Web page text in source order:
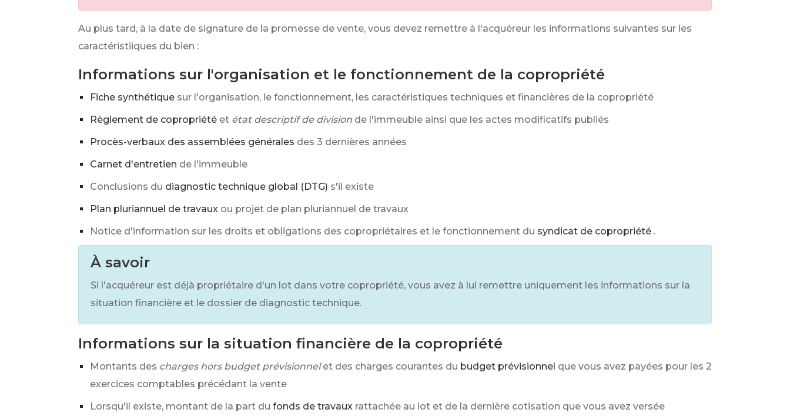
Au plus tard, à la date de signature de la promesse de vente, vous devez remettre à l'acquéreur les informations suivantes sur les
caractéristiiques du bien :
Informations sur l'organisation et le fonctionnement de la copropriété
Fiche synthétique sur l'organisation, le fonctionnement, les caractéristiques techniques et financières de la copropriété
Règlement de copropriété et état descriptif de division de l'immeuble ainsi que les actes modificatifs publiés
Procès-verbaux des assemblées générales des 3 dernières années
Carnet d'entretien de l'immeuble
Conclusions du diagnostic technique global (DTG) s'il existe
Plan pluriannuel de travaux ou projet de plan pluriannuel de travaux
Notice d'information sur les droits et obligations des copropriétaires et le fonctionnement du syndicat de copropriété .
À savoir
Si l'acquéreur est déjà propriétaire d'un lot dans votre copropriété, vous avez à lui remettre uniquement les informations sur la
situation financière et le dossier de diagnostic technique.
Informations sur la situation financière de la copropriété
Montants des charges hors budget prévisionnel et des charges courantes du budget prévisionnel que vous avez payées pour les 2
exercices comptables précédant la vente
Lorsqu'il existe, montant de la part du fonds de travaux rattachée au lot et de la dernière cotisation que vous avez versée